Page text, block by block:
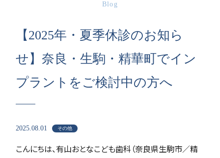
Blog
【2025年・夏季休診のお知ら
せ】奈良・生駒・精華町でイン
プラントをご検討中の方へ
2025.08.01 その他
こんにちは、有山おとなこども歯科（奈良県生駒市／精